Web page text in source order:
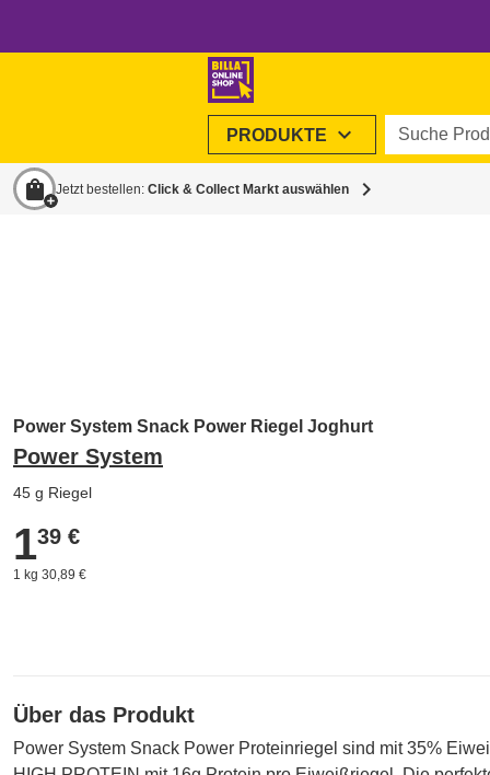
PRODUKTE expand_more Suche
shopping_bag Jetzt bestellen: Click & Collect Markt auswählen chevron_right
Power System Snack Power Riegel Joghurt
Power System
45 g Riegel
1,39 €
139 €
1 kg 30,89 €
Über das Produkt
Power System Snack Power Proteinriegel sind mit 35%